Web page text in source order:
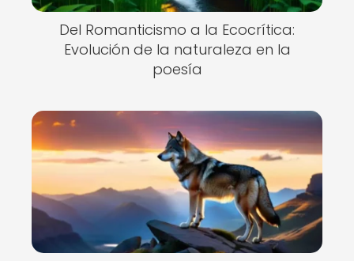
Del Romanticismo a la Ecocrítica:
Evolución de la naturaleza en la
poesía